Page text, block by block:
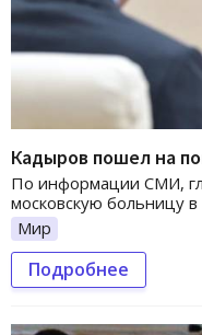
Кадыров пошел на
По информации СМИ,
московскую больницу
Мир
Подробнее